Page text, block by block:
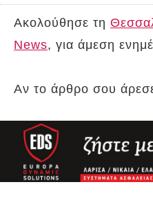
Ακολούθησε τη
News, για άμεση
Αν το άρθρο σου